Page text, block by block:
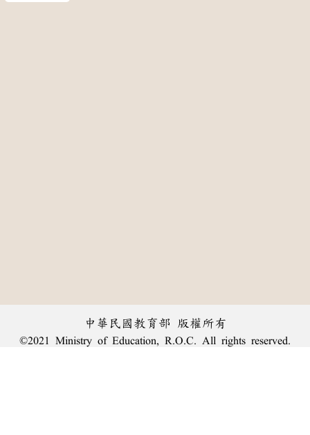
中華民國教育部 版權所有
©2021 Ministry of Education, R.O.C. All rights reserved.